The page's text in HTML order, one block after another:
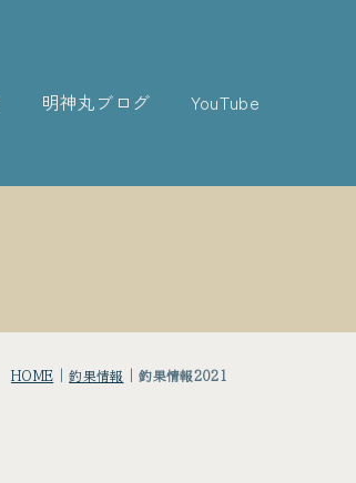
明神丸ブログ
YouTube
HOME |釣果情報 |釣果情報2021